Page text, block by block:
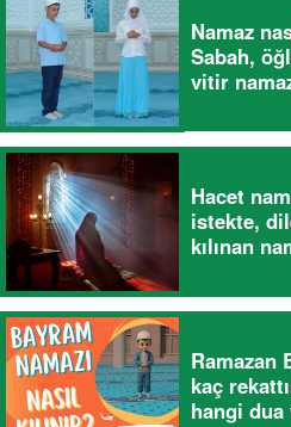
Namaz
Sabah,
vitir
Hacet
istekte,
kılınan
Ramazan
kaç
hangi